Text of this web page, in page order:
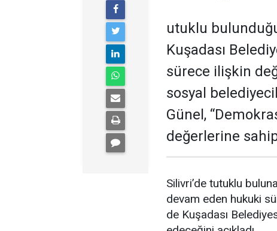
utuklu
Kuşadası
sürece ilişkin
sosyal
Günel,
değerlerine sahip
Silivri’de tutuklu
devam eden hukuki
de Kuşadası